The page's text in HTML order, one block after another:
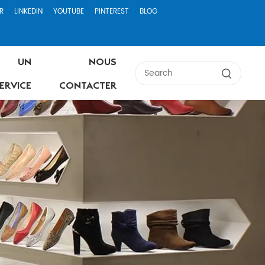
LINKEDIN YOUTUBE PINTEREST BLOG
UN
NOUS
CONTACTER